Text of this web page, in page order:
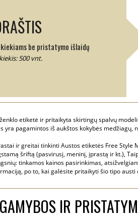
be pristatymo išlaidų
500 vnt.
etiketė ir pritaikyta skirtingų spalvų
yra pagamintos iš aukštos kokybės
ir greitai tinkinti Austos etiketės Free
šriftą (pasvirusį, meninį, įprastą ir kt.),
tinkamos kainos pasirinkimas,
po to, kai galėsite pritaikyti šio tipo
GAMYBOS IR